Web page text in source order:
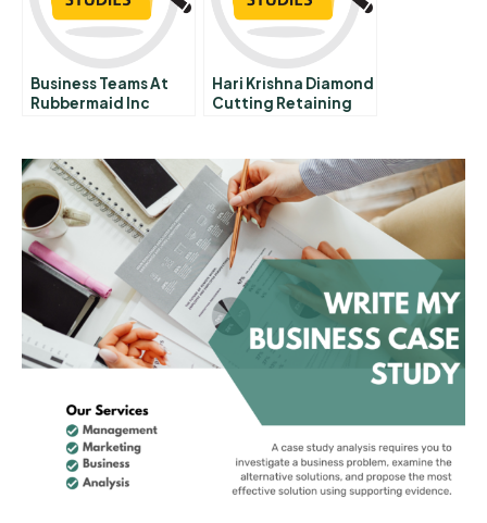
Business Teams At
Rubbermaid Inc
Hari Krishna Diamond
Cutting Retaining